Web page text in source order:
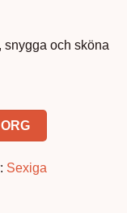
snygga och sköna
Sexiga